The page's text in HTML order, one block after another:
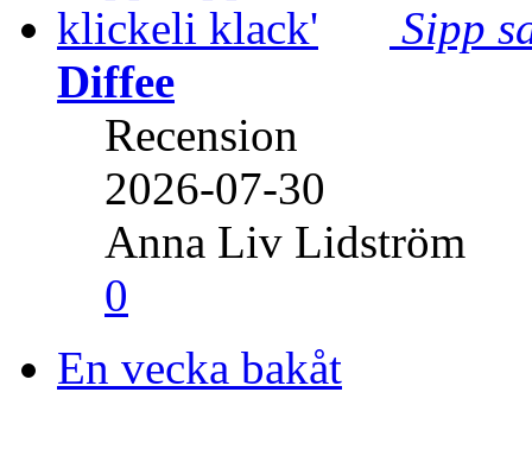
Sipp
Diffee
Recension
2026-07-30
Anna Liv Lidström
0
En vecka bakåt